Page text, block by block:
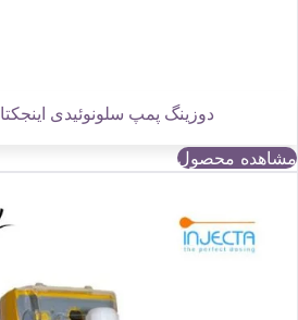
دوزینگ پمپ سلونوئیدی اینجکتا ATHENA MP
مشاهده محصول